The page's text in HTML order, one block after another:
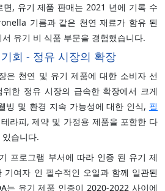
면, 유기 제품 판매는 2021 년에 기록 수
기름과 같은 천연 재료가 함유 된
유기 비 식품 부문을 경험했습니다.
회 - 정유 시장의 확장
은 천연 및 유기 제품에 대한 소비자 선
한 정유 시장의 급속한 확장에서 크게
빙 및 환경 지속 가능성에 대한 인식, 필
라피, 제약 및 가정용 제품을 포함한 다
습니다.
프로그램 부서에 따라 인증 된 유기 제
기여자 인 필수적인 오일과 함께 일관된
는 유기 제품 인증이 2020-2022 사이에